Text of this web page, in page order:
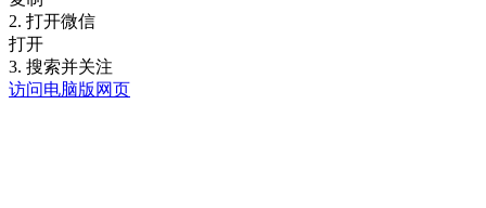
2. 打开微信
打开
3. 搜索并关注
访问电脑版网页